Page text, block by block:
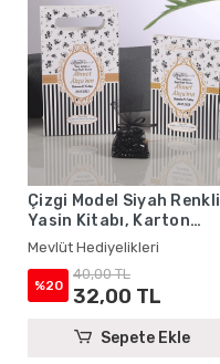
Çizgi Model Siyah Renkli
Yasin Kitabı, Karton
Çanta ve Tesbih - Mevlüt
Hediyelikleri
Mevlüt Hediyelikleri
%20
40,00 TL
32,00 TL
Sepete Ekle